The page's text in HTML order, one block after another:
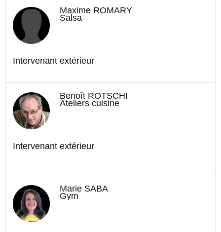
Maxime ROMARY
Salsa
Intervenant extérieur
Benoît ROTSCHI
Ateliers cuisine
Intervenant extérieur
Marie SABA
Gym